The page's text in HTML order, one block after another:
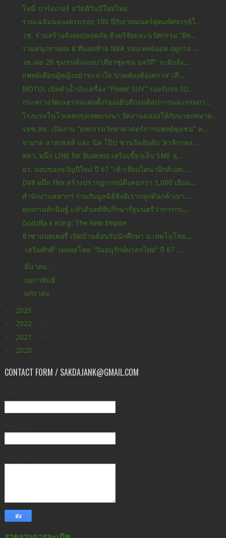
โทนี่ ปาร์คเกอร์ สวัสดีวันปีใหม่ไทย
ร่วมเฉลิมฉลองครบรอบ 100 ปีกับเวทมนตร์สุดมหัศจรรย์ใ...
วช. ร่วมสร้างสังคมปลอดภัย ด้วยวิจัยและนวัตกรรม “Be...
ร่วมสนุกทายผล 8 ทีมสุดท้าย NBA รอบเพลย์ออฟ ฤดูกาล ...
วธ.เผย 20 ชุมชนต้นแบบ“เที่ยวชุมชน ยลวิถี” ระดับจัง...
แพทย์เตือนผู้หญิงอย่าชะล่าใจ ‘ปวดท้องต้องตรวจ’ เสี...
MOTUL เปิดตัวน้ำมันเครื่อง “Power SUV” รองรับรถ SU...
กระทรวงวัฒนธรรมแต่งตั้งรองอธิบดีกรมศิลปากรและกรมกา...
โรงแรมโนโวเทลกรุงเทพบางนา จัดงานฉลองให้กับนายกสมาค...
รมช.สธ. เปิดงาน “มหกรรมวิทยาศาสตร์การแพทย์ชุมชน” ห...
จามาล ลาสเซลส์ และ นิค โป๊ป ชวนจัดอันดับ ‘สาลิกาดง...
สสว. ผนึก LINE for Business เสริมเขี้ยวเล็บ SME ลุ...
อว. มอบของขวัญปีใหม่ ปี 67 “เท้าเทียมไดนามิกส์เอสเ...
DV8 ผนึก Flex สร้างปรากฎการณ์ดึงคนกว่า 3,000 เยือน...
สำนักงานสลากฯ ร่วมกับมูลนิธิยังมีเราปลูกต้นกล้าเยา...
คุณกานต์กนิษฐ์ แห้วสันตติที่ปรึกษารัฐมนตรีว่าการกร...
Godzilla x Kong: The New Empire
ยัวซ่าแบตเตอรี่ เปิดบ้านต้อนรับนักศึกษา ม.เทคโนโลย...
"เสริมศักดิ์” เผยผลโพล “วันอนุรักษ์มรดกไทย” ปี 67 ...
มีนาคม
กุมภาพันธ์
มกราคม
2023
2022
2021
2020
CONTACT FORM / SAKDAJANK@GMAIL.COM